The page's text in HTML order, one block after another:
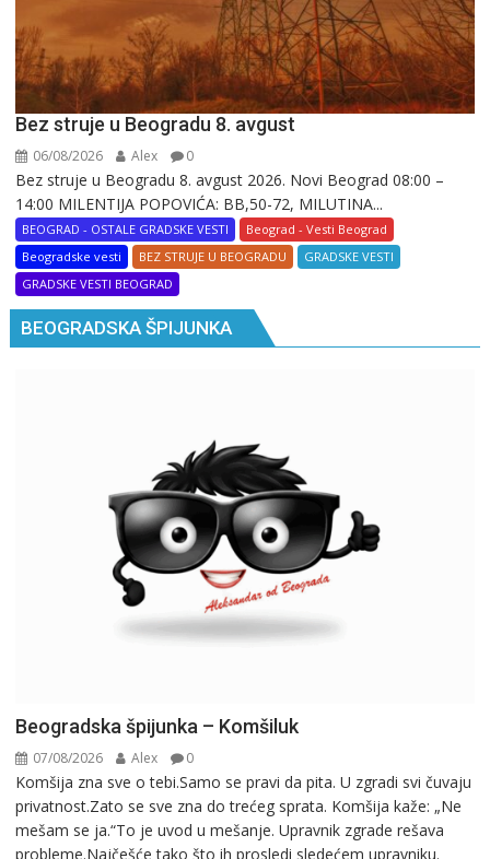
Bez struje u Beogradu 8. avgust
06/08/2026 Alex 0
Bez struje u Beogradu 8. avgust 2026. Novi Beograd 08:00 –
14:00 MILENTIJA POPOVIĆA: BB,50-72, MILUTINA...
BEOGRAD - OSTALE GRADSKE VESTI
Beograd - Vesti Beograd
Beogradske vesti
BEZ STRUJE U BEOGRADU
GRADSKE VESTI
GRADSKE VESTI BEOGRAD
BEOGRADSKA ŠPIJUNKA
Beogradska špijunka – Komšiluk
07/08/2026 Alex 0
Komšija zna sve o tebi.Samo se pravi da pita. U zgradi svi čuvaju
privatnost.Zato se sve zna do trećeg sprata. Komšija kaže: „Ne
mešam se ja.“To je uvod u mešanje. Upravnik zgrade rešava
probleme.Najčešće tako što ih prosledi sledećem upravniku.